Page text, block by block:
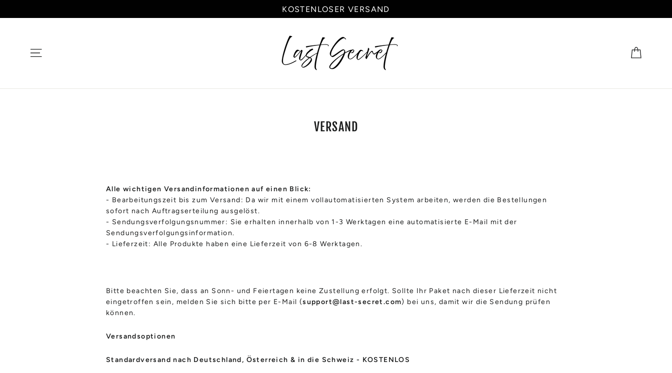
KOSTENLOSER VERSAND
VERSAND
Alle wichtigen Versandinformationen auf einen Blick:
- Bearbeitungszeit bis zum Versand: Da wir mit einem vollautomatisierten System arbeiten, werden die Bestellungen
sofort nach Auftragserteilung ausgelöst.
- Sendungsverfolgungsnummer: Sie erhalten innerhalb von 1-3 Werktagen eine automatisierte E-Mail mit der
Sendungsverfolgungsinformation.
- Lieferzeit: Alle Produkte haben eine Lieferzeit von 6-8 Werktagen.
Bitte beachten Sie, dass an Sonn- und Feiertagen keine Zustellung erfolgt. Sollte Ihr Paket nach dieser Lieferzeit nicht
eingetroffen sein, melden Sie sich bitte per E-Mail (support@last-secret.com) bei uns, damit wir die Sendung prüfen
können.
Versandsoptionen
Standardversand nach Deutschland, Österreich & in die Schweiz - KOSTENLOS